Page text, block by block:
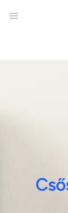
Open main